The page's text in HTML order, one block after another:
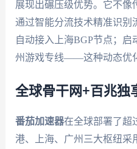
展现出碾压级优势。它不像
通过智能分流技术精准识别
自动接入上海BGP节点；
州游戏专线——这种动态优
全球骨干网+百兆独
番茄加速器在全球部署了超
港、上海、广州三大枢纽采